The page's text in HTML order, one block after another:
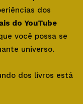
dos
do YouTube
você possa se
universo.
dos livros está